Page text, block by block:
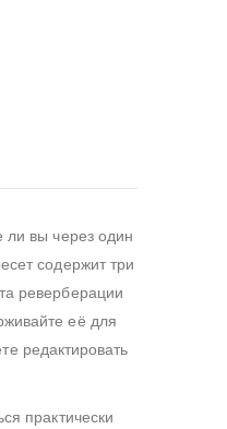
вы через один
содержит три
реверберации
её для
редактировать
практически